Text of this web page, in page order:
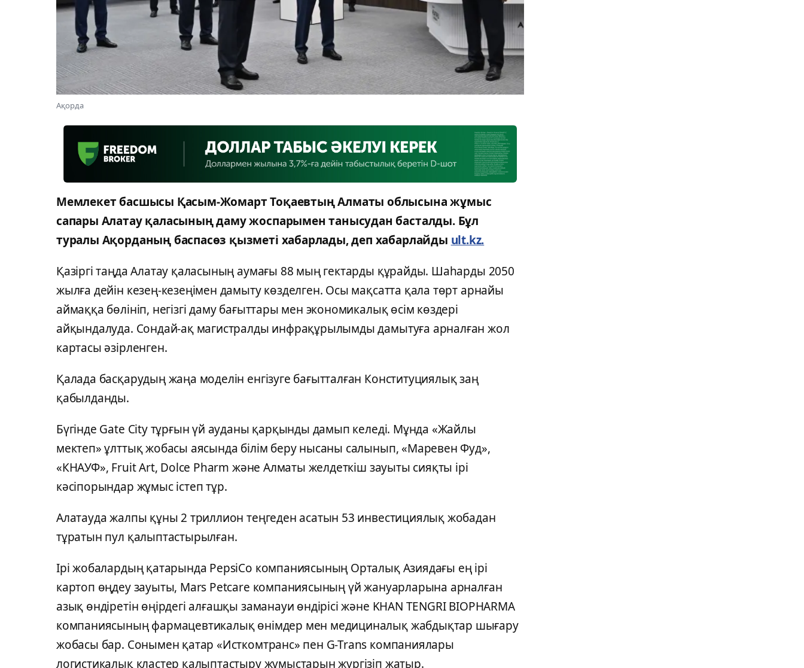
Ақорда
Мемлекет басшысы Қасым-Жомарт Тоқаевтың Алматы облысына жұмыс
сапары Алатау қаласының даму жоспарымен танысудан басталды. Бұл
туралы Ақорданың баспасөз қызметі хабарлады, деп хабарлайды ult.kz.
Қазіргі таңда Алатау қаласының аумағы 88 мың гектарды құрайды. Шаһарды 2050
жылға дейін кезең-кезеңімен дамыту көзделген. Осы мақсатта қала төрт арнайы
аймаққа бөлініп, негізгі даму бағыттары мен экономикалық өсім көздері
айқындалуда. Сондай-ақ магистралды инфрақұрылымды дамытуға арналған жол
картасы әзірленген.
Қалада басқарудың жаңа моделін енгізуге бағытталған Конституциялық заң
қабылданды.
Бүгінде Gate City тұрғын үй ауданы қарқынды дамып келеді. Мұнда «Жайлы
мектеп» ұлттық жобасы аясында білім беру нысаны салынып, «Маревен Фуд»,
«КНАУФ», Fruit Art, Dolce Pharm және Алматы желдеткіш зауыты сияқты ірі
кәсіпорындар жұмыс істеп тұр.
Алатауда жалпы құны 2 триллион теңгеден асатын 53 инвестициялық жобадан
тұратын пул қалыптастырылған.
Ірі жобалардың қатарында PepsiCo компаниясының Орталық Азиядағы ең ірі
картоп өңдеу зауыты, Mars Petcare компаниясының үй жануарларына арналған
азық өндіретін өңірдегі алғашқы заманауи өндірісі және KHAN TENGRI BIOPHARMA
компаниясының фармацевтикалық өнімдер мен медициналық жабдықтар шығару
жобасы бар. Сонымен қатар «Исткомтранс» пен G-Trans компаниялары
логистикалық кластер қалыптастыру жұмыстарын жүргізіп жатыр.